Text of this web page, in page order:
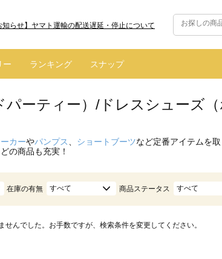
木)AM2:00～サイトメンテナンス実施のお知らせ
知らせ】ヤマト運輸の配送遅延・停止について
ー ランキング スナップ
ーティー）/ドレスシューズ（
カーやパンプス ショートブーツなど定番アイテムを
の商品も充実！
在庫の有無 すべて 商品ステータス すべて
せんでした。お手数ですが、検索条件を変更してください。